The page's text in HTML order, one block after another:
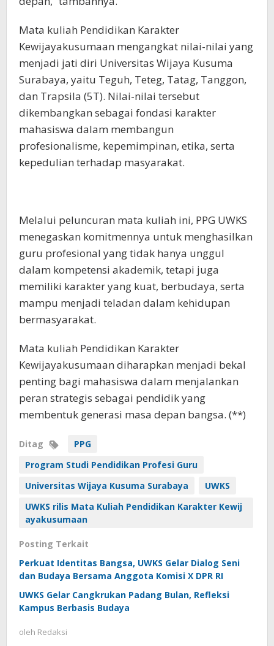
Mata kuliah Pendidikan Karakter
Kewijayakusumaan mengangkat nilai-nilai yang
menjadi jati diri Universitas Wijaya Kusuma
Surabaya, yaitu Teguh, Teteg, Tatag, Tanggon,
dan Trapsila (5T). Nilai-nilai tersebut
dikembangkan sebagai fondasi karakter
mahasiswa dalam membangun
profesionalisme, kepemimpinan, etika, serta
kepedulian terhadap masyarakat.
Melalui peluncuran mata kuliah ini, PPG UWKS
menegaskan komitmennya untuk menghasilkan
guru profesional yang tidak hanya unggul
dalam kompetensi akademik, tetapi juga
memiliki karakter yang kuat, berbudaya, serta
mampu menjadi teladan dalam kehidupan
bermasyarakat.
Mata kuliah Pendidikan Karakter
Kewijayakusumaan diharapkan menjadi bekal
penting bagi mahasiswa dalam menjalankan
peran strategis sebagai pendidik yang
membentuk generasi masa depan bangsa. (**)
Ditag
PPG
Program Studi Pendidikan Profesi Guru
Universitas Wijaya Kusuma Surabaya
UWKS
UWKS rilis Mata Kuliah Pendidikan Karakter Kewij
ayakusumaan
Posting Terkait
Perkuat Identitas Bangsa, UWKS Gelar Dialog Seni
dan Budaya Bersama Anggota Komisi X DPR RI
UWKS Gelar Cangkrukan Padang Bulan, Refleksi
Kampus Berbasis Budaya
oleh Redaksi